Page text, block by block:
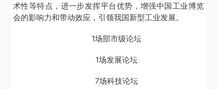
术性等特点，进一步发挥平台优势，增强中国工业博览
会的影响力和带动效应，引领我国新型工业发展。
1场部市级论坛
1场发展论坛
7场科技论坛